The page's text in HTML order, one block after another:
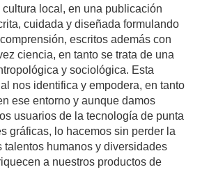
local, en una publicación
cuidada y diseñada formulando
escritos además con
ciencia, en tanto se trata de una
y sociológica. Esta
nos identifica y empodera, en tanto
ese entorno y aunque damos
usuarios de la tecnología de punta
gráficas, lo hacemos sin perder la
talentos humanos y diversidades
a nuestros productos de